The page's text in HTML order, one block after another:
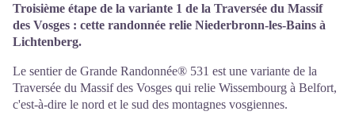
Troisième étape de la variante 1 de la Traversée du Massif
des Vosges : cette randonnée relie Niederbronn-les-Bains à
Lichtenberg.
Le sentier de Grande Randonnée® 531 est une variante de la
Traversée du Massif des Vosges qui relie Wissembourg à Belfort,
c'est-à-dire le nord et le sud des montagnes vosgiennes.